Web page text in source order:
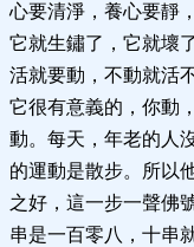
心要清淨，養心要靜
它就生鏽了，它就壞
活就要動，不動就活
它很有意義的，你動
動。每天，年老的人
的運動是散步。所以
之好，這一步一聲佛
串是一百零八，十串